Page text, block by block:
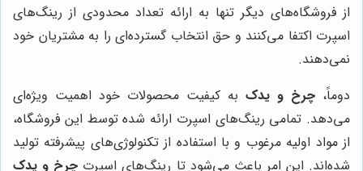
از فروشگاه‌های دیگر تنها به ارائه تعداد محدودی از رینگ‌های
اسپرت اکتفا می‌کنند و حق انتخاب گسترده‌ای را به مشتریان خود
نمی‌دهند.
دوماً، چرخ و یدک به کیفیت محصولات خود اهمیت ویژه‌ای
می‌دهد. تمامی رینگ‌های اسپرت ارائه شده توسط این فروشگاه،
از مواد اولیه مرغوب و با استفاده از تکنولوژی‌های پیشرفته تولید
شده‌اند. این امر باعث می‌شود تا رینگ‌های اسپرت چرخ و یدک